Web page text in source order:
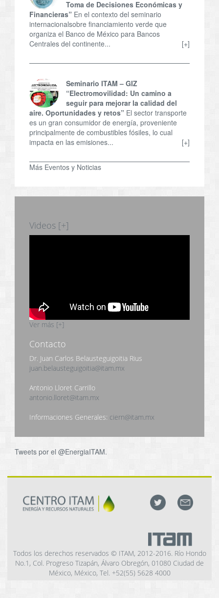
Toma de Decisiones Económicas y
Financieras” En el contexto del seminario
internacionalsobre financiamiento verde que
organiza el Banco de México para Bancos
Centrales del continente...
[+]
Seminario ITAM – GIZ
“Electromovilidad: Un camino a
seguir para mejorar la calidad del
aire. Oportunidades y retos” El sector transporte
es un gran consumidor de energía, proveniente
principalmente de combustibles fósiles, lo cual
impacta en las emisiones...
[+]
Más Eventos y Noticias
Videos [+]
Ver más [+]
Contacto
Dr. Juan Carlos Belausteguigoitia Rius
juan.belausteguigoitia@itam.mx
Antonio Lloret Carrillo
antonio.lloret@itam.mx
Informaciones Generales: ciern@itam.mx
Tweets por el @EnergiaITAM.
Todos los derechos reservados © ITAM, 2012-2016. Río Hondo
No.1, Col. Progreso Tizapán, Álvaro Obregón, 01080 Ciudad de
México, México, Tel. +52(55) 5628 4000